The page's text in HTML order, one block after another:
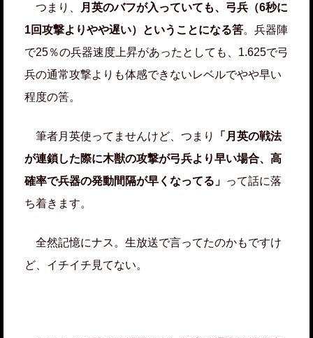
つまり、
月英のバフが入っていても、弓兵（6秒に
1回攻撃よりやや遅い）ということになる筈。兵器陣
で25％の兵器速度上昇があったとしても、1.625で弓
兵の通常攻撃よりも体感できないレベルでやや早い
程度の筈。
筆者月英使ってませんけど、つまり
「月英の戦法
が連鎖した際に木獣の攻撃が弓兵より早い場合、高
確率で兵器の発動間隔が早くなってる」 って話に落
ち着きます。
全然記憶にナス。生放送で言ってたのかもですけ
ど、イチイチ見てない。